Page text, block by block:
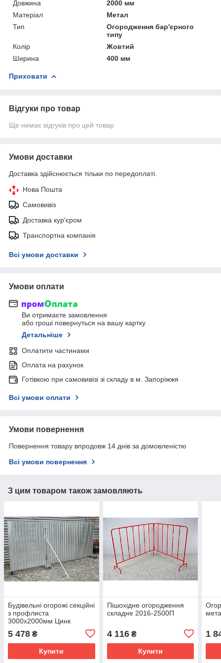
Довжина
2000 мм
Матеріал
Метал
Тип
Огородження бар'єрного
типу
Колір
Жовтий
Ширина
400 мм
Приховати
Відгуки про товар
Ще немає відгуків про цей товар
Умови доставки
Доставка здійснюється тільки по передоплаті.
Нова Пошта
Самовивіз
Доставка кур'єром
Транспортна компанія
Всі умови доставки
Умови оплати
Ви отримаєте замовлення
або гроші повернуться на вашу картку
Детальніше
Оплатити частинами
Оплата на рахунок
Готівкою при самовивізі зі складу в м. Запоріжжя
Всі умови оплати
Умови повернення
Повернення товару впродовж 14 днів за домовленістю
Всі умови повернення
З цим товаром також замовляють
Будівельні огорожі секційні
з профлиста
3000х2000мм Цинк
5 478 ₴
Купити
Пішохідне огородження
складне 2016-2500П
4 116₴
Купити
1